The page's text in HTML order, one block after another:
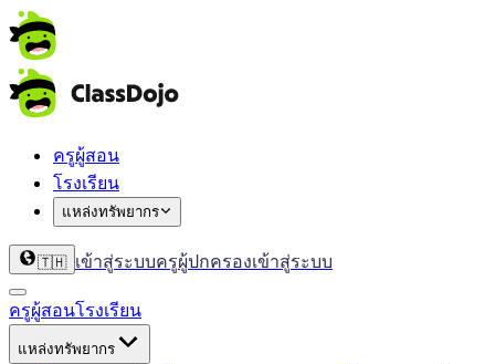
ครูผู้สอน
โรงเรียน
แหล่งทรัพยากร
🇹🇭 เข้าสู่ระบบครูผู้ปกครองเข้าสู่ระบบ
ครูผู้สอนโรงเรียน
แหล่งทรัพยากร